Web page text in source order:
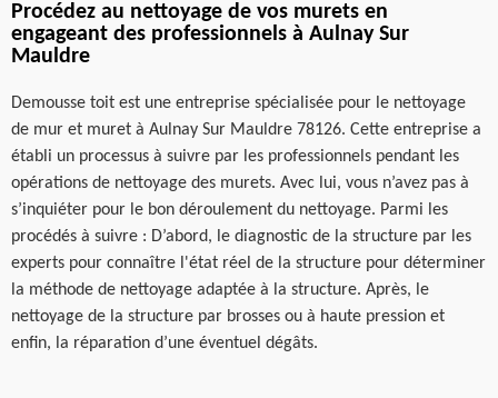
Procédez au nettoyage de vos murets en
engageant des professionnels à Aulnay Sur
Mauldre
Demousse toit est une entreprise spécialisée pour le nettoyage
de mur et muret à Aulnay Sur Mauldre 78126. Cette entreprise a
établi un processus à suivre par les professionnels pendant les
opérations de nettoyage des murets. Avec lui, vous n’avez pas à
s’inquiéter pour le bon déroulement du nettoyage. Parmi les
procédés à suivre : D’abord, le diagnostic de la structure par les
experts pour connaître l'état réel de la structure pour déterminer
la méthode de nettoyage adaptée à la structure. Après, le
nettoyage de la structure par brosses ou à haute pression et
enfin, la réparation d’une éventuel dégâts.